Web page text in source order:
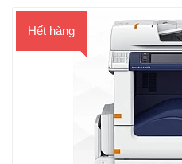
Hết hàng